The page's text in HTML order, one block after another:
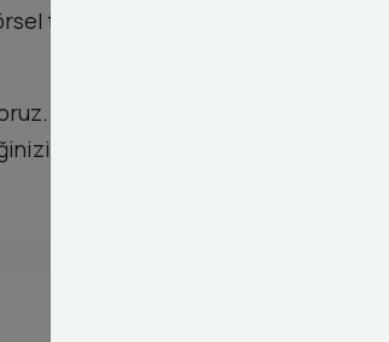
tasarım ekibimiz,
Dashy Digital'in SlideShare
önemli ölçüde artıracaksınız.